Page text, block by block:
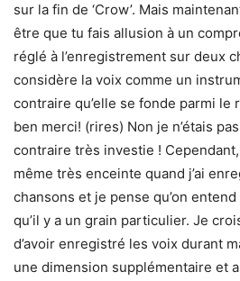
sur la fin de ‘Crow’. Mais
être que tu fais allusion à un
réglé à l’enregistrement sur deux
considère la voix comme un
contraire qu’elle se fonde parmi le
ben merci! (rires) Non je n’étais
contraire très investie !
même très enceinte quand j’ai
chansons et je pense qu’on
qu’il y a un grain particulier. Je
d’avoir enregistré les voix durant
une dimension supplémentaire et